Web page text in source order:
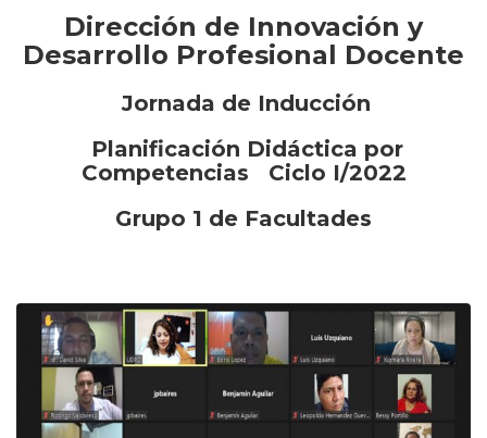
Dirección de Innovación y
Desarrollo Profesional Docente
Jornada de Inducción
Planificación Didáctica por
Competencias Ciclo I/2022
Grupo 1 de Facultades